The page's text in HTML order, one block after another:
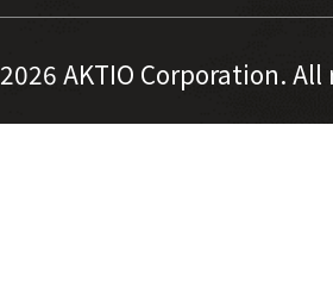
2026 AKTIO Corporation.